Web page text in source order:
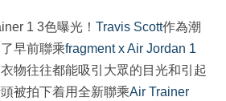
1 3色曝光！ Travis Scott作為潮
早前聯乘fragment x Air Jordan 1
物往往都能吸引大眾的目光和引起
被拍下着用全新聯乘Air Trainer